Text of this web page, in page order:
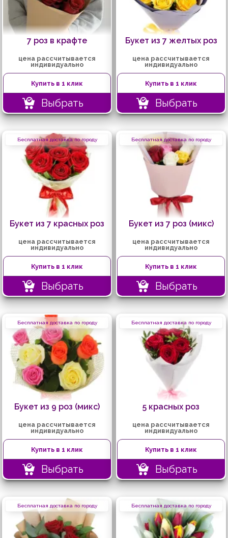
7 роз в крафте
цена рассчитывается
индивидуально
Купить в 1 клик
Выбрать
Букет из 7 желтых роз
цена рассчитывается
индивидуально
Купить в 1 клик
Выбрать
Бесплатная доставка по городу
Букет из 7 красных роз
цена рассчитывается
индивидуально
Купить в 1 клик
Выбрать
Бесплатная доставка по городу
Букет из 7 роз (микс)
цена рассчитывается
индивидуально
Купить в 1 клик
Выбрать
Бесплатная доставка по городу
Букет из 9 роз (микс)
цена рассчитывается
индивидуально
Купить в 1 клик
Выбрать
Бесплатная доставка по городу
5 красных роз
цена рассчитывается
индивидуально
Купить в 1 клик
Выбрать
Бесплатная доставка по городу Бесплатная доставка по городу